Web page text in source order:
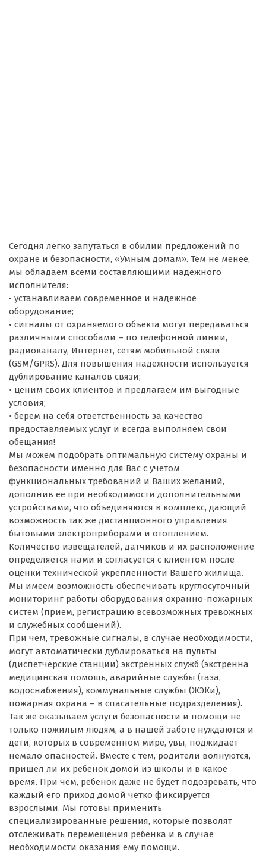
Сегодня легко запутаться в обилии предложений по
охране и безопасности, «Умным домам». Тем не менее,
мы обладаем всеми составляющими надежного
исполнителя:
• устанавливаем современное и надежное
оборудование;
• сигналы от охраняемого объекта могут передаваться
различными способами – по телефонной линии,
радиоканалу, Интернет, сетям мобильной связи
(GSM/GPRS). Для повышения надежности используется
дублирование каналов связи;
• ценим своих клиентов и предлагаем им выгодные
условия;
• берем на себя ответственность за качество
предоставляемых услуг и всегда выполняем свои
обещания!
Мы можем подобрать оптимальную систему охраны и
безопасности именно для Ваc с учетом
функциональных требований и Ваших желаний,
дополнив ее при необходимости дополнительными
устройствами, что объединяются в комплекс, дающий
возможность так же дистанционного управления
бытовыми электроприборами и отоплением.
Количество извещателей, датчиков и их расположение
определяется нами и согласуется с клиентом после
оценки технической укрепленности Вашего жилища.
Мы имеем возможность обеспечивать круглосуточный
мониторинг работы оборудования охранно-пожарных
систем (прием, регистрацию всевозможных тревожных
и служебных сообщений).
При чем, тревожные сигналы, в случае необходимости,
могут автоматически дублироваться на пульты
(диспетчерские станции) экстренных служб (экстренна
медицинская помощь, аварийные службы (газа,
водоснабжения), коммунальные службы (ЖЭКи),
пожарная охрана – в спасательные подразделения).
Так же оказываем услуги безопасности и помощи не
только пожилым людям, а в нашей заботе нуждаются и
дети, которых в современном мире, увы, поджидает
немало опасностей. Вместе с тем, родители волнуются,
пришел ли их ребенок домой из школы и в какое
время. При чем, ребенок даже не будет подозревать, что
каждый его приход домой четко фиксируется
взрослыми. Мы готовы применить
специализированные решения, которые позволят
отслеживать перемещения ребенка и в случае
необходимости оказания ему помощи.